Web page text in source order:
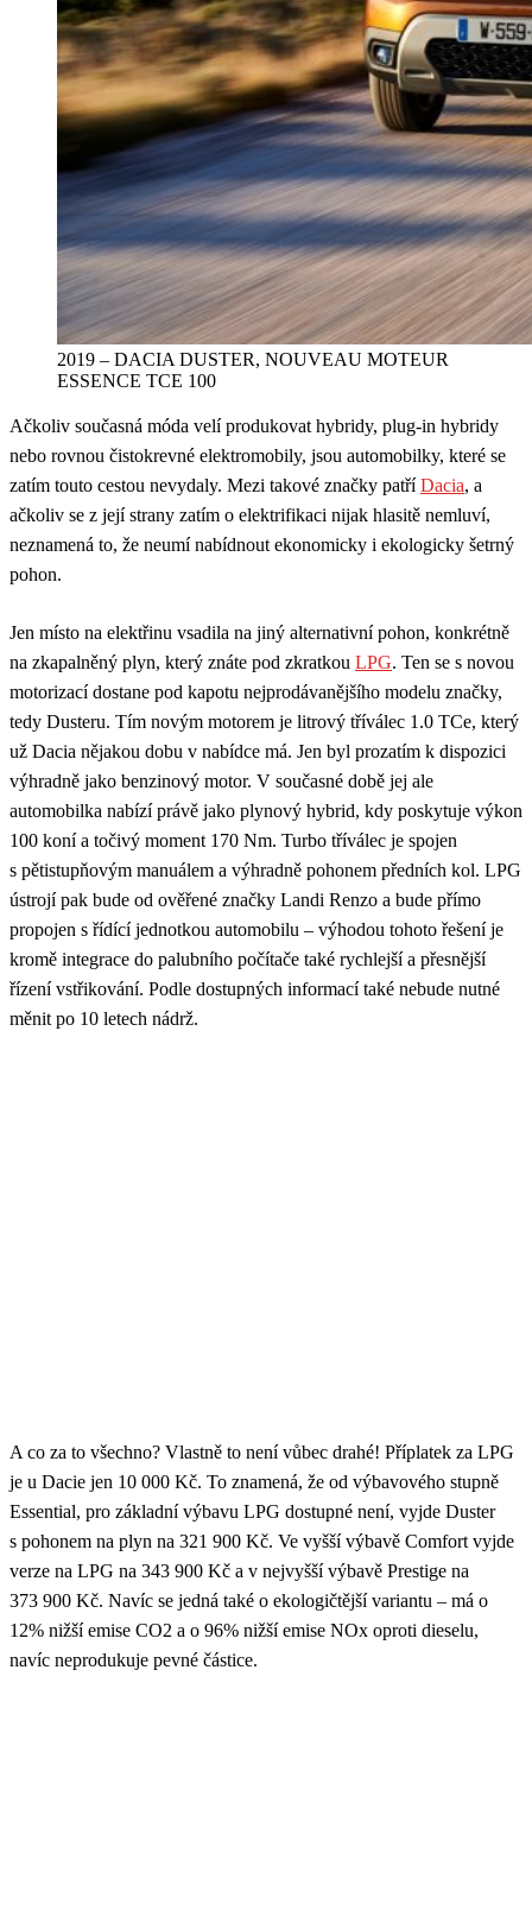
2019 – DACIA DUSTER, NOUVEAU MOTEUR
ESSENCE TCE 100
Ačkoliv současná móda velí produkovat hybridy, plug-in hybridy
nebo rovnou čistokrevné elektromobily, jsou automobilky, které se
zatím touto cestou nevydaly. Mezi takové značky patříDacia, a
ačkoliv se z její strany zatím o elektrifikaci nijak hlasitě nemluví,
neznamená to, že neumí nabídnout ekonomicky i ekologicky šetrný
pohon.
Jen místo na elektřinu vsadila na jiný alternativní pohon, konkrétně
na zkapalněný plyn, který znáte pod zkratkou LPG. Ten se s novou
motorizací dostane pod kapotu nejprodávanějšího modelu značky,
tedy Dusteru. Tím novým motorem je litrový tříválec 1.0 TCe, který
už Dacia nějakou dobu v nabídce má. Jen byl prozatím k dispozici
výhradně jako benzinový motor. V současné době jej ale
automobilka nabízí právě jako plynový hybrid, kdy poskytuje výkon
100 koní a točivý moment 170 Nm. Turbo tříválec je spojen
s pětistupňovým manuálem a výhradně pohonem předních kol. LPG
ústrojí pak bude od ověřené značky Landi Renzo a bude přímo
propojen s řídící jednotkou automobilu – výhodou tohoto řešení je
kromě integrace do palubního počítače také rychlejší a přesnější
řízení vstřikování. Podle dostupných informací také nebude nutné
měnit po 10 letech nádrž.
A co za to všechno? Vlastně to není vůbec drahé! Příplatek za LPG
je u Dacie jen 10 000 Kč. To znamená, že od výbavového stupně
Essential, pro základní výbavu LPG dostupné není, vyjde Duster
s pohonem na plyn na 321 900 Kč. Ve vyšší výbavě Comfort vyjde
verze na LPG na 343 900 Kč a v nejvyšší výbavě Prestige na
373 900 Kč. Navíc se jedná také o ekologičtější variantu – má o
12% nižší emise CO2 a o 96% nižší emise NOx oproti dieselu,
navíc neprodukuje pevné částice.